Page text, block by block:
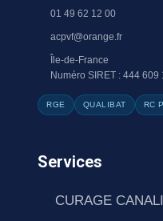
01 49 62 12 00
acpvf@orange.fr
Île-de-France
Numéro SIRET : 444 609
RGE QUALIBAT RC
Services
CURAGE